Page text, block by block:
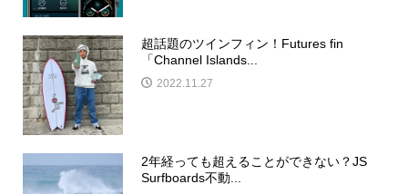
超話題のツインフィン！Futures fin
「Channel Islands...
2022.11.27
2年経っても超えることができない？JS
Surfboards不動...